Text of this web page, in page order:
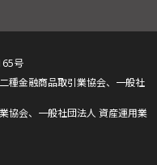
号
種金融商品取引業協会、一般社
協会、一般社団法人 資産運用業